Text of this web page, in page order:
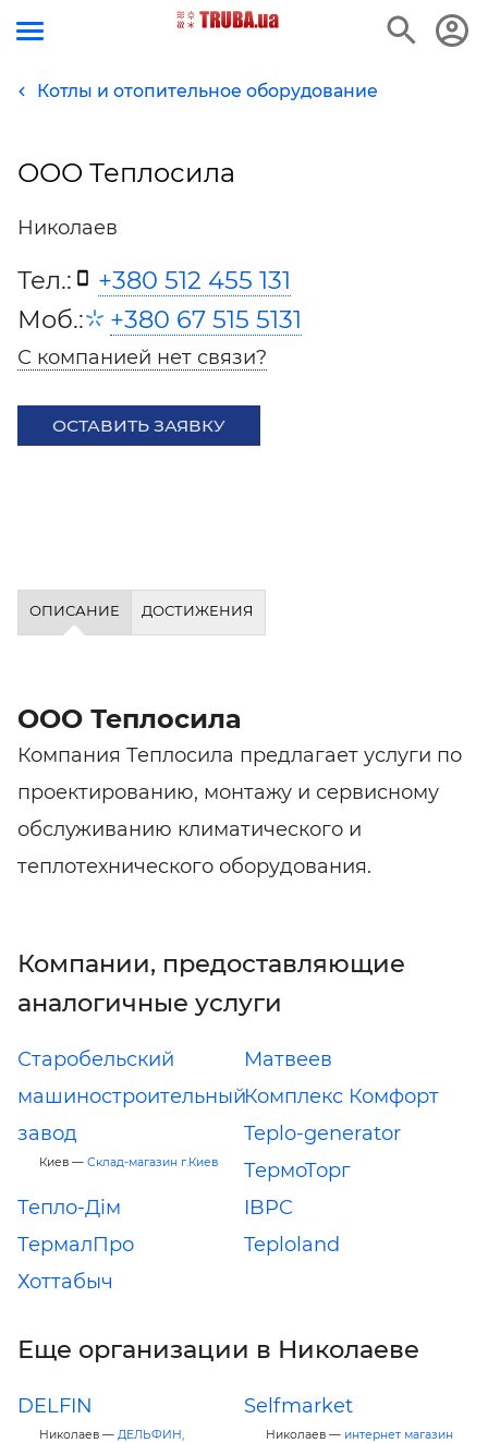
Котлы и отопительное оборудование
ООО Теплосила
Николаев
Тел.:
+380 512 455 131
Моб.:
+380 67 515 5131
С компанией нет связи?
ОСТАВИТЬ ЗАЯВКУ
ОПИСАНИЕ ДОСТИЖЕНИЯ
ООО Теплосила
Компания Теплосила предлагает услуги по
проектированию, монтажу и сервисному
обслуживанию климатического и
теплотехнического оборудования.
Компании, предоставляющие
аналогичные услуги
Старобельский
машиностроительный
завод
Киев — Склад-магазин г.Киев
Матвеев
Комплекс Комфорт
Teplo-generator
ТермоТорг
Тепло-Дім
IBPC
ТермалПро
Teploland
Хоттабыч
Еще организации в Николаеве
DELFIN
Николаев — ДЕЛЬФИН,
Selfmarket
Николаев — интернет магазин